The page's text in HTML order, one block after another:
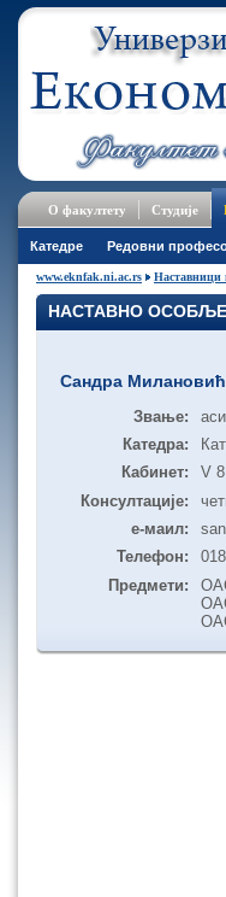
О факултету Студије
Катедре Редовни
www.eknfak.ni.ac.rs Наставници
НАСТАВНО ОСОБЉЕ
Сандра
Звање:
Катедра:
Кабинет:
V
Консултације:
е-маил:
Телефон:
Предмети: